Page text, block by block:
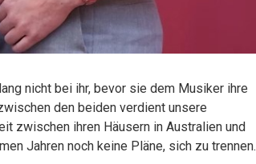
nicht bei ihr, bevor sie dem Musiker ihre
den beiden verdient unsere
zwischen ihren Häusern in Australien und
Jahren noch keine Pläne, sich zu trennen.